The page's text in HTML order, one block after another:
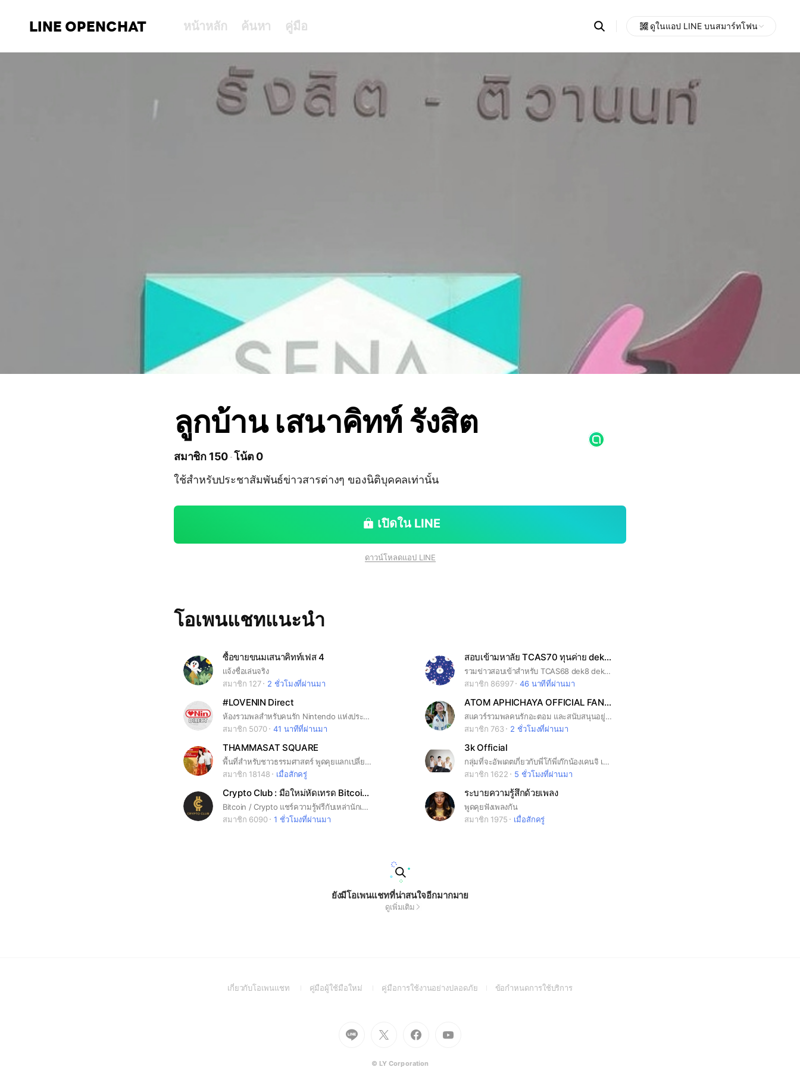
LINE OPENCHAT หน้าหลัก ค้นหา คู่มือ Search
OpenChats
messages
search
ดูในแอป LINE บนสมาร์ทโฟน
ลูกบ้าน เสนาคิทท์ รังสิต
สมาชิก 150 โน้ต 0
ใช้สำหรับประชาสัมพันธ์ข่าวสารต่างๆ ของนิติบุคคลเท่านั้น
เปิดใน LINE
ดาวน์โหลดแอป LINE
โอเพนแชทแนะนำ
ซื้อขายขนมเสนาคิทท์เฟส 4
เเจ้งชื่อเล่นจริง
สมาชิก 127
2 ชั่วโมงที่ผ่านมา
สอบเข้ามหาลัย TCAS70 ทุนค่าย dek70
รวมข่าวสอบเข้าสำหรับ TCAS68 dek8 dek69 รับตรง ทุน ค่าย
สมาชิก 86997
46 นาทีที่ผ่านมา
#LOVENIN Direct
ห้องรวมพลสำหรับคนรัก Nintendo แห่งประเทศไทย!
สมาชิก 5070
41 นาทีที่ผ่านมา
ATOM​ APHICHAYA​ OFFICIAL​ FANCLUB
สแควร์รวมพลคนรักอะตอม และสนับสนุนอยู่เคียงข้างอะตอมตลอดไป.. สแควร์นี้สร้างมาจากเหล่าแอดมิน atom aphichaya fanclub มอบของขวัญพิเศษชิ้นนี้ให้อะตอมและแฟนคลับ ได้พูดคุยแลกเปลี่ยนความคิดกัน
สมาชิก 763
2 ชั่วโมงที่ผ่านมา
THAMMASAT SQUARE
พื้นที่สำหรับชาวธรรมศาสตร์ พูดคุยแลกเปลี่ยนความคิดเห็น หางานพิเศษ คุยประเด็นต่างๆ แจ้งข่าวสารสำคัญ หาเพื่อน #ธรรมศาสตร์ #ประเทศรังสิต
สมาชิก 18148
เมื่อสักครู่
3k Official
กลุ่มที่จะอัพเดตเกี่ยวกับพี่โก้พี่เก๊กน้องเคนจิ เข้าร่วมเพื่อพูดคุยกันได้แบบไม่ต้องเขินอาย
สมาชิก 1622
5 ชั่วโมงที่ผ่านมา
Crypto Club : มือใหม่หัดเทรด Bitcoin วิเคราะห์กราฟฟรี
Bitcoin / Crypto แชร์ความรู้ฟรีกับเหล่านักเทรด (เข้ามาแล้วอ่านประกาศ + โน้ต) ในโน้ตมีความรู้ฟรี ❇️ สมัคร Binance กับ VIP Partner ของเราลดค่าธรรมเนียมมากที่สุด 45% (ลิงค์แท้ได้ส่วนลดจริง ลดตลอดการใช้งาน) *สมัครเองไม่ได้รับส่วนลดเพิ่ม* ❇️ ข้อมูลความรู้ทั้งหมดอยู่ในโน้ต : คลิปวิเคราะห์กราฟรายวัน, วิธีสมัครเว็บเทรดได้ลดค่าธรรมเนียมสูงสุด, สอนวิเคราะห์กราฟเบื้องต้น-ระดับสูงสุด (ฟรี), พื้นฐานความรู้สำหรับนักเทรดคริปโต ❇️ ห้อง Crypto Club สำหรับนักเทรดทุกคน ฟรีทุกอย่าง
สมาชิก 6090
1 ชั่วโมงที่ผ่านมา
ระบายความรู้สึกด้วยเพลง
พูดคุยฟังเพลงกัน
สมาชิก 1975
เมื่อสักครู่
ยังมีโอเพนแชทที่น่าสนใจอีกมากมาย
ดูเพิ่มเติม
เกี่ยวกับโอเพนแชท
(Openคู่มือผู้ใช้มือใหม่
(Open
window)
คู่มือการใช้งานอย่างปลอดภัย(Openข้อกำหนดการใช้บริการ(Open
Go
to
(Open
Go
to
(Open
Go
to
(Open
to
© LY Corporation